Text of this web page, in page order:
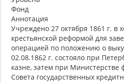
Фонд
Аннотация
Учреждено 27 октября 1861 г. в
крестьянской реформой для
операцией по положению о
02.08.1862 г. состояло при
казне, затем при Министерстве
Совета государственных